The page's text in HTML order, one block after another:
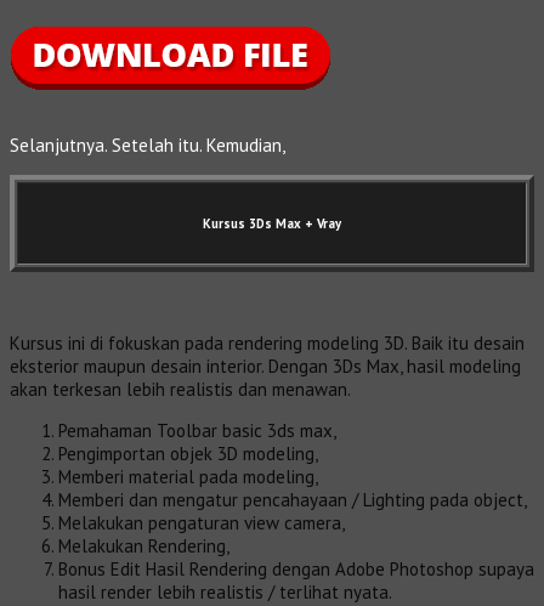
Selanjutnya. Setelah itu. Kemudian,
Kursus 3Ds Max + Vray
Kursus ini di fokuskan pada rendering modeling 3D. Baik itu desain
eksterior maupun desain interior. Dengan 3Ds Max, hasil modeling
akan terkesan lebih realistis dan menawan.
Pemahaman Toolbar basic 3ds max,
Pengimportan objek 3D modeling,
Memberi material pada modeling,
Memberi dan mengatur pencahayaan / Lighting pada object,
Melakukan pengaturan view camera,
Melakukan Rendering,
Bonus Edit Hasil Rendering dengan Adobe Photoshop supaya
hasil render lebih realistis / terlihat nyata.